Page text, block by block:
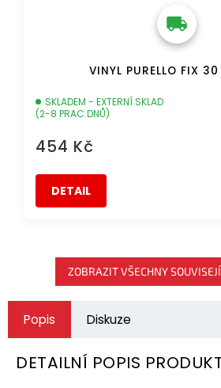
VINYL PURELLO FIX 30
SKLADEM - EXTERNÍ SKLAD
(2-8 PRAC.DNŮ)
454 Kč
DETAIL
ZOBRAZIT VŠECHNY
Popis Diskuze
DETAILNÍ POPIS